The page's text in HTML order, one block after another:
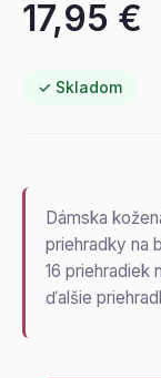
17,95 €
✓ Skladom
Dámska
priehradky na
16 priehradiek
ďalšie